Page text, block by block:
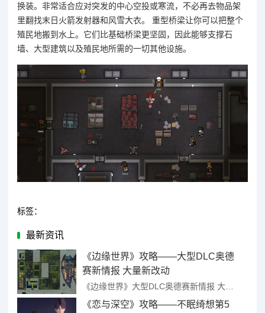
换装。非常适合应对突发的中心空投或寒流，不必再去物品架
里翻找末日火箭发射器和风雪大衣。 重型桥梁让你可以把整个
殖民地搬到水上。它们比基础桥梁更坚固，因此能够支撑石
墙、大型建筑以及殖民地所需的一切其他设施。
标签：
最新资讯
《边缘世界》攻略——大型DLC奥德
赛新情报 大量新改动
《恋与深空》攻略——不眠绮想第5